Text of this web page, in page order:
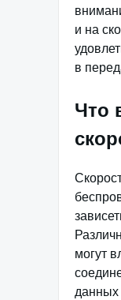
и на
в
Что
могут
данных